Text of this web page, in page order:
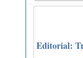
Editorial: